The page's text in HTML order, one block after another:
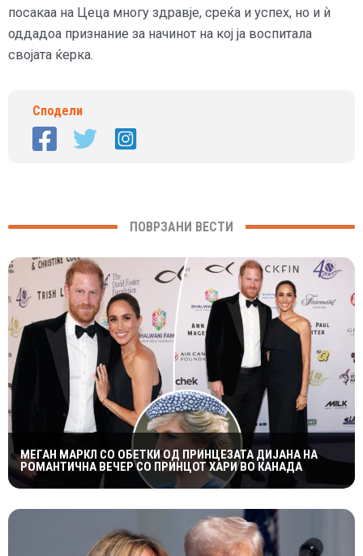
посакаа на Цеца многу здравје, среќа и успех, но и ѝ
оддадоа признание за начинот на кој ја воспитала
својата ќерка.
Сподели
ПОВРЗАНИ ВЕСТИ
МЕГАН МАРКЛ СО ОБЕТКИ ОД ПРИНЦЕЗАТА ДИЈАНА НА
РОМАНТИЧНА ВЕЧЕР СО ПРИНЦОТ ХАРИ ВО КАНАДА